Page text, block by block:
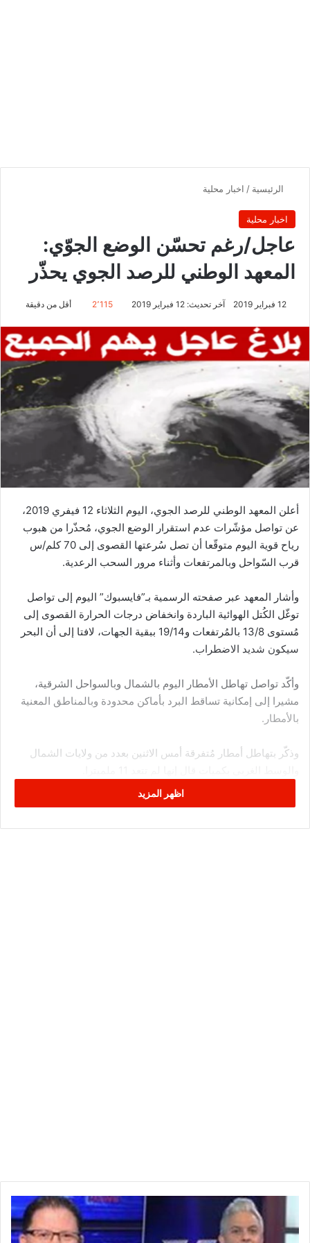
الرئيسية / اخبار محلية
اخبار محلية
عاجل/رغم تحسّن الوضع الجوّي:
المعهد الوطني للرصد الجوي يحذّر
12 فبراير 2019 آخر تحديث: 12 فبراير 2019 2٬115 أقل من دقيقة
أعلن المعهد الوطني للرصد الجوي، اليوم الثلاثاء 12 فيفري 2019،
عن تواصل مؤشّرات عدم استقرار الوضع الجوي، مُحذّرا من هبوب
رياح قوية اليوم متوقّعا أن تصل سُرعتها القصوى إلى 70 كلم/س
قرب السّواحل وبالمرتفعات وأثناء مرور السحب الرعدية.
وأشار المعهد عبر صفحته الرسمية بـ”فايسبوك” اليوم إلى تواصل
توغّل الكُتل الهوائية الباردة وانخفاض درجات الحرارة القصوى إلى
مُستوى 13/8 بالمُرتفعات و19/14 ببقية الجهات، لافتا إلى أن البحر
سيكون شديد الاضطراب.
وأكّد تواصل تهاطل الأمطار اليوم بالشمال وبالسواحل الشرقية،
مشيرا إلى إمكانية تساقط البرد بأماكن محدودة وبالمناطق المعنية
بالأمطار.
وذكّر بتهاطل أمطار مُتفرقة أمس الاثنين بعدد من ولايات الشمال
اظهر المزيد
ت